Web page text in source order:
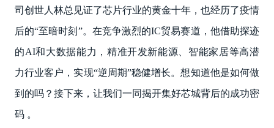
司创世人林总见证了芯片行业的黄金十年，也经历了疫情
后的“至暗时刻”。在竞争激烈的IC贸易赛道，他借助探迹
的AI和大数据能力，精准开发新能源、智能家居等高潜
力行业客户，实现“逆周期”稳健增长。想知道他是如何做
到的吗？接下来，让我们一同揭开集好芯城背后的成功密
码 。